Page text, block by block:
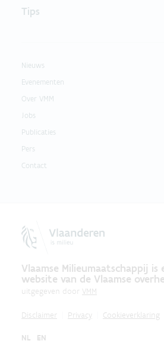
Tips
Nieuws
Evenementen
Over VMM
Jobs
Publicaties
Pers
Contact
Vlaamse Milieumaatschappij is
website van de Vlaamse
uitgegeven door VMM
Disclaimer Privacy Cookieverklaring
NL EN